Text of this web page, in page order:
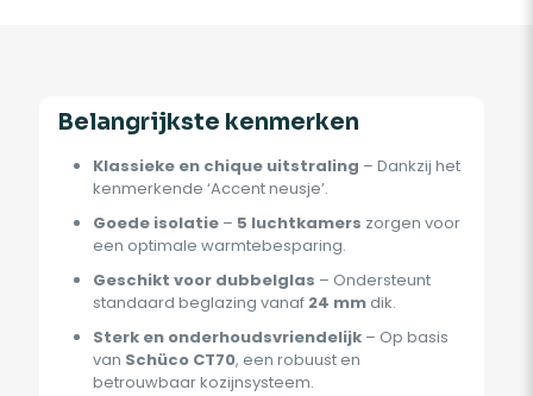
Belangrijkste kenmerken
Klassieke en chique uitstraling – Dankzij het
kenmerkende ‘Accent neusje’.
Goede isolatie– 5 luchtkamers zorgen voor
een optimale warmtebesparing.
Geschikt voor dubbelglas – Ondersteunt
standaard beglazing vanaf 24 mmdik.
Sterk en onderhoudsvriendelijk– Op basis
van Schüco CT70, een robuust en
betrouwbaar kozijnsysteem.